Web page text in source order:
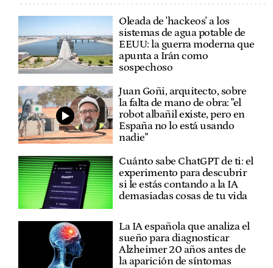
Oleada de 'hackeos' a los
sistemas de agua potable de
EEUU: la guerra moderna que
apunta a Irán como
sospechoso
Juan Goñi, arquitecto, sobre
la falta de mano de obra: "el
robot albañil existe, pero en
España no lo está usando
nadie"
Cuánto sabe ChatGPT de ti: el
experimento para descubrir
si le estás contando a la IA
demasiadas cosas de tu vida
La IA española que analiza el
sueño para diagnosticar
Alzheimer 20 años antes de
la aparición de síntomas